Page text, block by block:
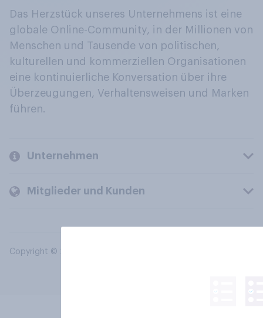
Das Herzstück unseres Unternehmens ist eine
globale Online-Community, in der Millionen von
Menschen und Tausende von politischen,
kulturellen und kommerziellen Organisationen
eine kontinuierliche Konversation über ihre
Überzeugungen, Verhaltensweisen und Marken
führen.
Unternehmen
Mitglieder und Kunden
Copyright © 2026 YouGov PLC. Alle Rechte vorbehalten.